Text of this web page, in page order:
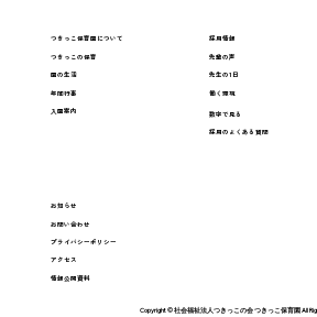
つきっこ保育園について
つきっこの保育
園の生活
年間行事
入園案内
採用情報
先輩の声
先生の1日
働く環境
数字で見る
採用のよくある質問
お知らせ
お問い合わせ
プライバシーポリシー
アクセス
情報公開資料
Copyright © 社会福祉法人つきっこの会 つきっこ保育園 All